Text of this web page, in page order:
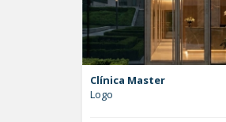
Clínica Master
Logo